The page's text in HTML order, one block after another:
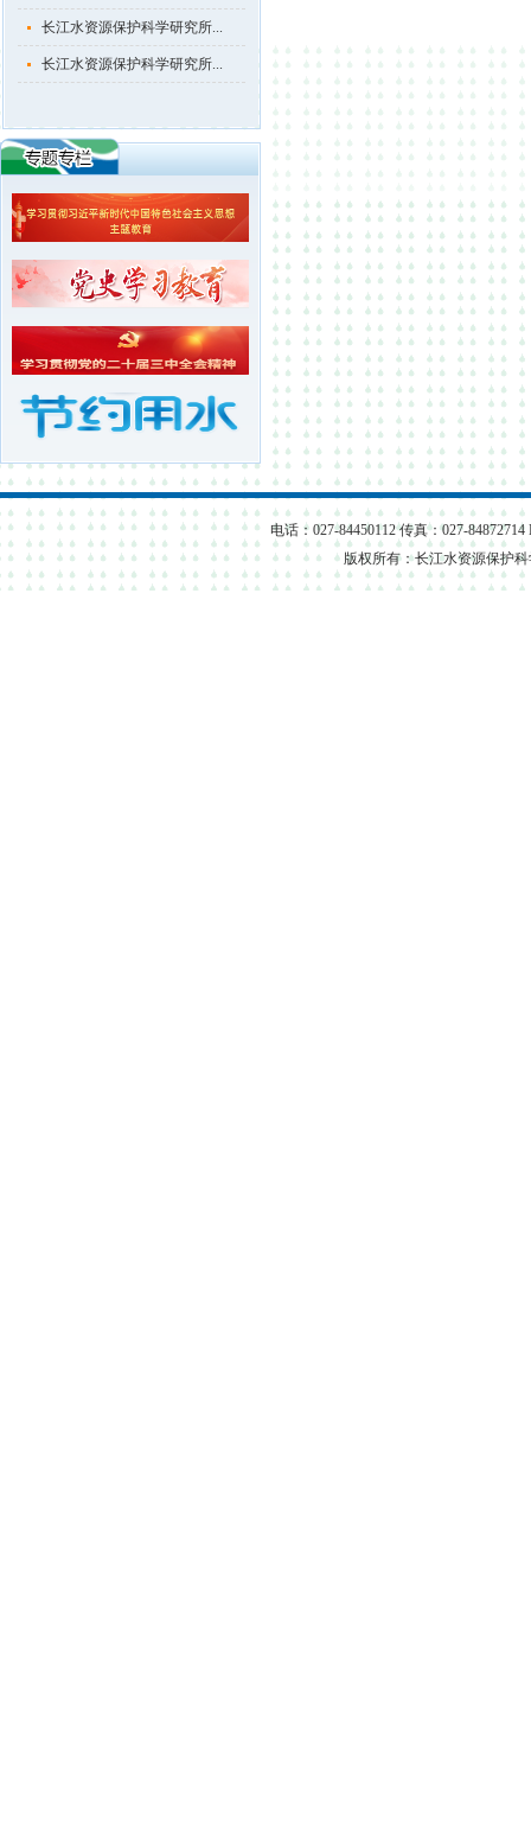
长江水资源保护科学研究所...
长江水资源保护科学研究所...
长江水资源保护科学研究所...
长江水资源保护科学研究所...
长江水利委员会长江水资源...
武汉长江水资源保护科技咨...
电话：027-84450112 传真：027-
版权所有：长江水资源保护